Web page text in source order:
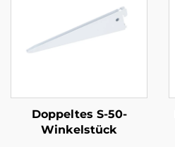
Doppeltes S-50-
Winkelstück